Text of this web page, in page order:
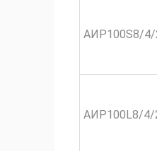
АИР100S8/4/
АИР100L8/4/